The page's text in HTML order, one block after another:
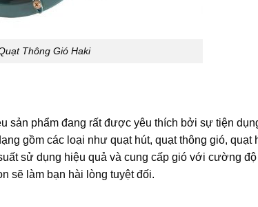
Thông Gió Haki
sản phẩm đang rất được yêu thích bởi sự tiện
gồm các loại như quạt hút, quạt thông gió, quạt
sử dụng hiệu quả và cung cấp gió với cường
sẽ làm bạn hài lòng tuyệt đối.